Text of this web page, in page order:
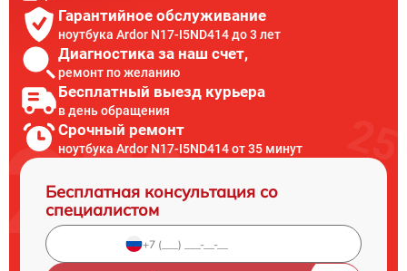
Гарантийное обслуживание
ноутбука Ardor N17-I5ND414 до 3 лет
Диагностика за наш счет,
ремонт по желанию
Бесплатный выезд курьера
в день обращения
Срочный ремонт
ноутбука Ardor N17-I5ND414 от 35 минут
Бесплатная консультация со
специалистом